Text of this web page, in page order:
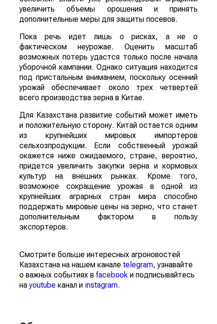
увеличить объемы орошения и принять
дополнительные меры для защиты посевов.
Пока речь идет лишь о рисках, а не о
фактическом неурожае. Оценить масштаб
возможных потерь удастся только после начала
уборочной кампании. Однако ситуация находится
под пристальным вниманием, поскольку осенний
урожай обеспечивает около трех четвертей
всего производства зерна в Китае.
Для Казахстана развитие событий может иметь
и положительную сторону. Китай остается одним
из крупнейших мировых импортеров
сельхозпродукции. Если собственный урожай
окажется ниже ожидаемого, стране, вероятно,
придется увеличить закупки зерна и кормовых
культур на внешних рынках. Кроме того,
возможное сокращение урожая в одной из
крупнейших аграрных стран мира способно
поддержать мировые цены на зерно, что станет
дополнительным фактором в пользу
экспортеров.
Смотрите больше интересных агроновостей
Казахстана на нашем канале telegram, узнавайте
о важных событиях в facebook и подписывайтесь
наyoutube канал и instagram.